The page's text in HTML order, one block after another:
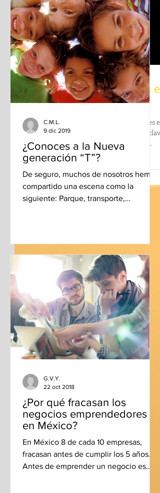
La comunicación efectiva
viaje constante
La #comunicación efectiva con los clientes es
fundamental en cualquier negocio, es la
construir relaciones sólidas y duraderas...
¿Conoces a la Nueva
generación “T”?
De seguro, muchos de nosotros hemos
compartido una escena como la
siguiente: Parque, transporte,
C.M.L.
9 dic 2019
¿Por qué fracasan los
negocios emprendedores
en México?
En México 8 de cada 10 empresas,
fracasan antes de cumplir los 5 años.
Antes de emprender un negocio es
G.V.Y.
22 oct 2018